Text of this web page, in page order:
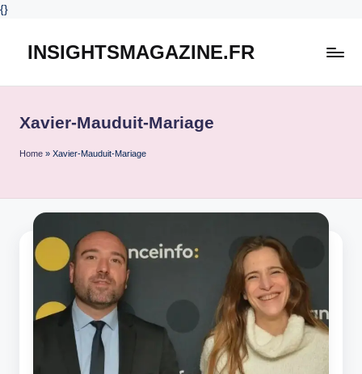
{}
INSIGHTSMAGAZINE.FR
Xavier-Mauduit-Mariage
Home » Xavier-Mauduit-Mariage